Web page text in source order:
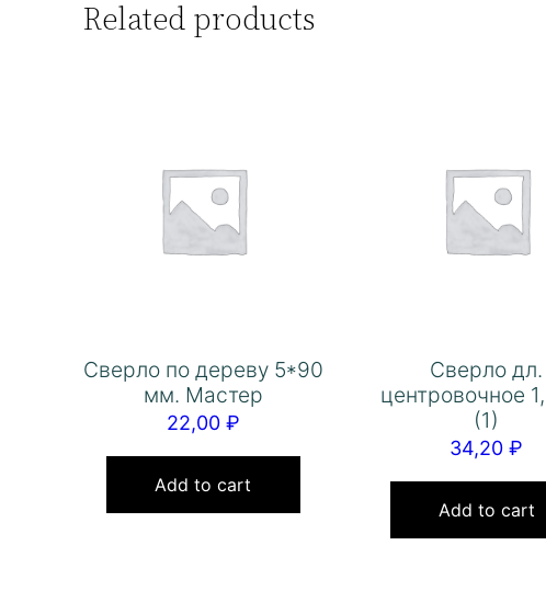
Related products
Сверло по дереву 5*90
мм. Мастер
22,00 ₽
Add to cart
Сверло дл.
центровочное
(1)
34,20₽
Add to cart